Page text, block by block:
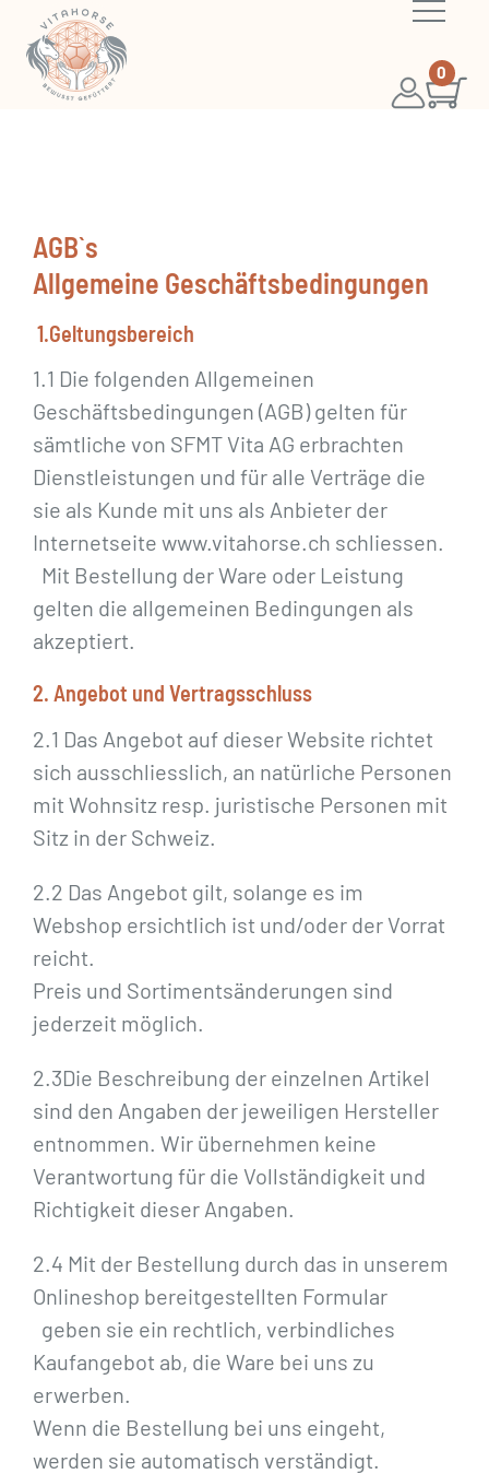
0
AGB`s
Allgemeine Geschäftsbedingungen
1.Geltungsbereich
1.1 Die folgenden Allgemeinen
Geschäftsbedingungen (AGB) gelten für
sämtliche von SFMT Vita AG erbrachten
Dienstleistungen und für alle Verträge die
sie als Kunde mit uns als Anbieter der
Internetseite www.vitahorse.ch schliessen.
Mit Bestellung der Ware oder Leistung
gelten die allgemeinen Bedingungen als
akzeptiert.
2. Angebot und Vertragsschluss
2.1 Das Angebot auf dieser Website richtet
sich ausschliesslich, an natürliche Personen
mit Wohnsitz resp. juristische Personen mit
Sitz in der Schweiz.
2.2 Das Angebot gilt, solange es im
Webshop ersichtlich ist und/oder der Vorrat
reicht.
Preis und Sortimentsänderungen sind
jederzeit möglich.
2.3Die Beschreibung der einzelnen Artikel
sind den Angaben der jeweiligen Hersteller
entnommen. Wir übernehmen keine
Verantwortung für die Vollständigkeit und
Richtigkeit dieser Angaben.
2.4 Mit der Bestellung durch das in unserem
Onlineshop bereitgestellten Formular
geben sie ein rechtlich, verbindliches
Kaufangebot ab, die Ware bei uns zu
erwerben.
Wenn die Bestellung bei uns eingeht,
werden sie automatisch verständigt.